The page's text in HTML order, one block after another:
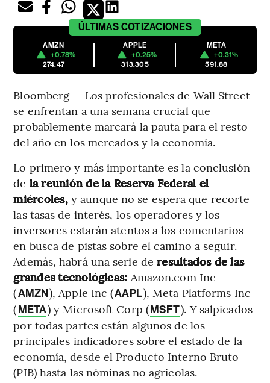
ÚLTIMAS COTIZACIONES
AMZN
+0.78%
274.47
APPLE
+0.25%
313.305
META
+0.31%
591.88
Bloomberg — Los profesionales de Wall Street
se enfrentan a una semana crucial que
probablemente marcará la pauta para el resto
del año en los mercados y la economía.
Lo primero y más importante es la conclusión
de la reunión de la Reserva Federal el
miércoles,y aunque no se espera que recorte
las tasas de interés, los operadores y los
inversores estarán atentos a los comentarios
en busca de pistas sobre el camino a seguir.
Además, habrá una serie deresultados de las
grandes tecnológicas: Amazon.com Inc
(AMZN), Apple Inc (AAPL), Meta Platforms Inc
(META) y Microsoft Corp (MSFT). Y salpicados
por todas partes están algunos de los
principales indicadores sobre el estado de la
economía, desde el Producto Interno Bruto
(PIB) hasta las nóminas no agrícolas.